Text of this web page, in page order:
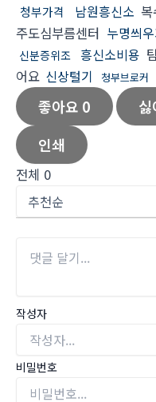
청부가격 남원흥신소
주도심부름센터 누명씌
신분증위조
흥신소비용
어요 신상털기 청부브로커
좋아요 0 싫
인쇄
전체 0
작성자
비밀번호